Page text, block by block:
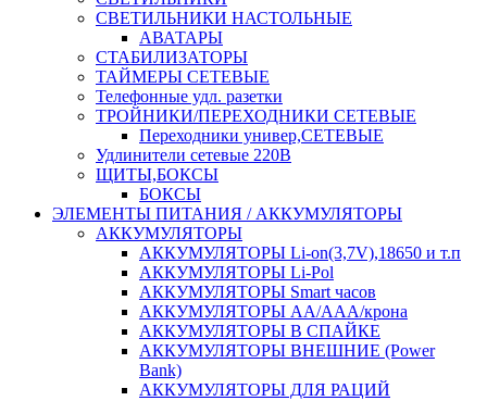
СВЕТИЛЬНИКИ НАСТОЛЬНЫЕ
АВАТАРЫ
СТАБИЛИЗАТОРЫ
ТАЙМЕРЫ СЕТЕВЫЕ
Телефонные удл. разетки
ТРОЙНИКИ/ПЕРЕХОДНИКИ СЕТЕВЫЕ
Переходники универ,СЕТЕВЫЕ
Удлинители сетевые 220В
ЩИТЫ,БОКСЫ
БОКСЫ
ЭЛЕМЕНТЫ ПИТАНИЯ / АККУМУЛЯТОРЫ
АККУМУЛЯТОРЫ
АККУМУЛЯТОРЫ Li-on(3,7V),18650 и т.п
АККУМУЛЯТОРЫ Li-Pol
АККУМУЛЯТОРЫ Smart часов
АККУМУЛЯТОРЫ АА/ААА/крона
АККУМУЛЯТОРЫ В СПАЙКЕ
АККУМУЛЯТОРЫ ВНЕШНИЕ (Power
Bank)
АККУМУЛЯТОРЫ ДЛЯ РАЦИЙ